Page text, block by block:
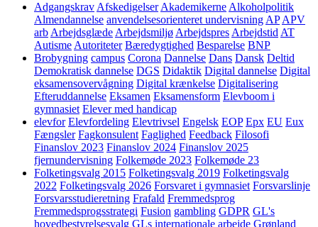
Adgangskrav Afskedigelser Akademikerne Alkoholpolitik
Almendannelse anvendelsesorienteret undervisning AP APV
arb Arbejdsglæde Arbejdsmiljø Arbejdspres Arbejdstid AT
Autisme Autoriteter Bæredygtighed Besparelse BNP
Brobygning campus Corona Dannelse Dans Dansk Deltid
Demokratisk dannelse DGS Didaktik Digital dannelse Digital
eksamensovervågning Digital krænkelse Digitalisering
Efteruddannelse Eksamen Eksamensform Elevboom i
gymnasiet Elever med handicap
elevfor Elevfordeling Elevtrivsel Engelsk EOP Epx EU Eux
Fængsler Fagkonsulent Faglighed Feedback Filosofi
Finanslov 2023 Finanslov 2024 Finanslov 2025
fjernundervisning Folkemøde 2023 Folkemøde 23
Folketingsvalg 2015 Folketingsvalg 2019 Folketingsvalg
2022 Folketingsvalg 2026 Forsvaret i gymnasiet Forsvarslinje
Forsvarsstudieretning Frafald Fremmedsprog
Fremmedsprogsstrategi Fusion gambling GDPR GL's
hovedbestyrelsesvalg GLs internationale arbejde Grønland